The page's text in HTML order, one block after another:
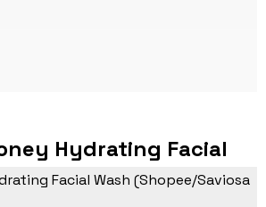
Hydrating Facial
Facial Wash (Shopee/Saviosa